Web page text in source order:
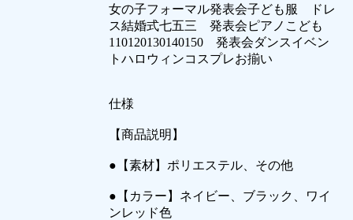
女の子フォーマル発表会子ども服 ドレ
ス結婚式七五三 発表会ピアノこども
110120130140150 発表会ダンスイベン
トハロウィンコスプレお揃い
仕様
【商品説明】
●【素材】ポリエステル、その他
●【カラー】ネイビー、ブラック、ワイ
ンレッド色